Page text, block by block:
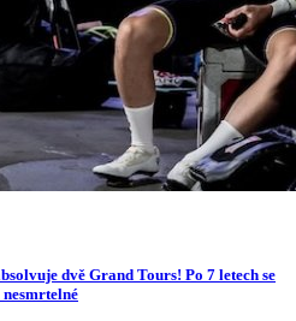
dvě Grand Tours! Po 7 letech se